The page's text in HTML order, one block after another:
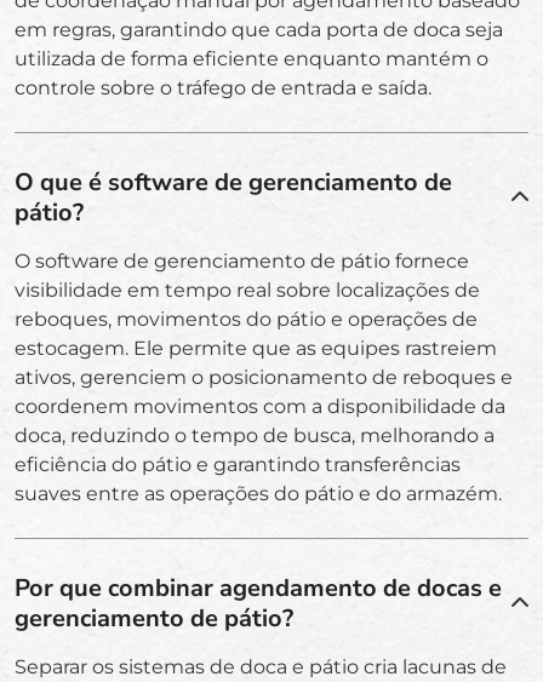
em regras, garantindo que cada porta de doca seja
utilizada de forma eficiente enquanto mantém o
controle sobre o tráfego de entrada e saída.
O que é software de gerenciamento de
pátio?
O software de gerenciamento de pátio fornece
visibilidade em tempo real sobre localizações de
reboques, movimentos do pátio e operações de
estocagem. Ele permite que as equipes rastreiem
ativos, gerenciem o posicionamento de reboques e
coordenem movimentos com a disponibilidade da
doca, reduzindo o tempo de busca, melhorando a
eficiência do pátio e garantindo transferências
suaves entre as operações do pátio e do armazém.
Por que combinar agendamento de docas e
gerenciamento de pátio?
Separar os sistemas de doca e pátio cria lacunas de